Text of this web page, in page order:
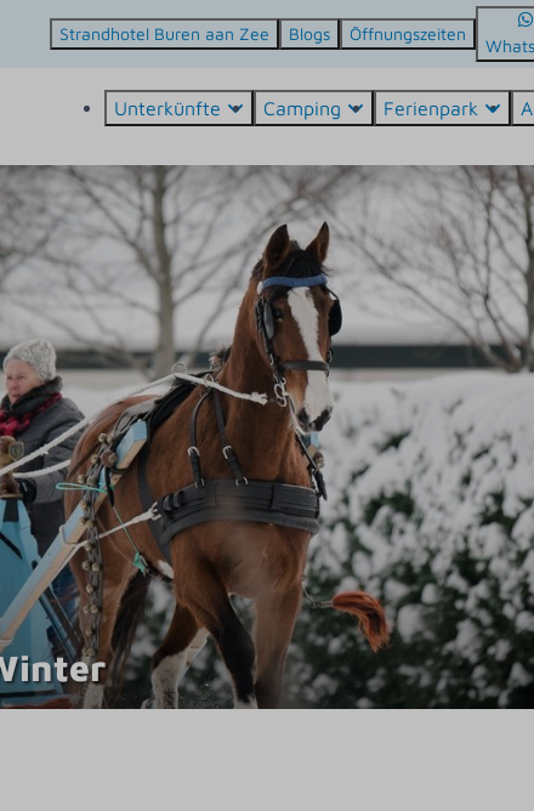
Strandhotel Buren aan Zee Blogs Öffnungszeiten
Unterkünfte Camping Ferienpark